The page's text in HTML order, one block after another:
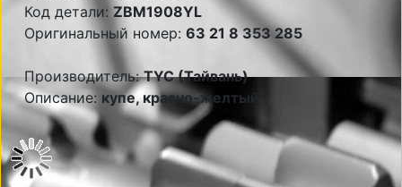
Код детали: ZBM1908YL
Оригинальный номер: 63 21 8 353 285
Производитель:TYC (Тайвань)
Описание: купе, красно-желтый